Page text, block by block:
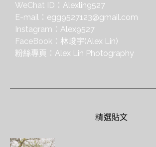
WeChat ID： Alexlin9527
E-mail： egg9527123@gmail.com
Instagram： Alex9527
FaceBook： 林峻宇(Alex Lin)
粉絲專頁： Alex Lin Photography
精選貼文